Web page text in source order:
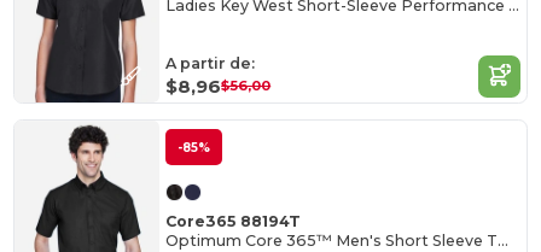
Ladies Key West Short-Sleeve Performance Staff Shirt
A partir de:
$8,96$56,00
-85%
Core365 88194T
Optimum Core 365™ Men's Short Sleeve Twill Shirts